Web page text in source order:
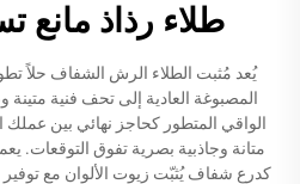
طلاء رذاذ
يُعد مُثبت الطلاء الرش الشفاف حلاً
المصبوغة العادية إلى تحف فنية متينة
الواقي المتطور كحاجز نهائي بين عملك
متانة وجاذبية بصرية تفوق التوقعات.
كدرع شفاف يُثبّت زيوت الألوان مع